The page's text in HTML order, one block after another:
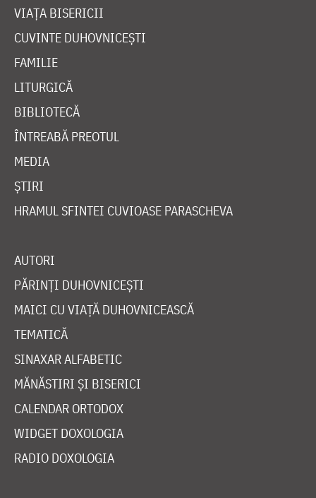
VIAȚA BISERICII
CUVINTE DUHOVNICEȘTI
FAMILIE
LITURGICĂ
BIBLIOTECĂ
ÎNTREABĂ PREOTUL
MEDIA
ȘTIRI
HRAMUL SFINTEI CUVIOASE PARASCHEVA
AUTORI
PĂRINȚI DUHOVNICEȘTI
MAICI CU VIAȚĂ DUHOVNICEASCĂ
TEMATICĂ
SINAXAR ALFABETIC
MĂNĂSTIRI ȘI BISERICI
CALENDAR ORTODOX
WIDGET DOXOLOGIA
RADIO DOXOLOGIA